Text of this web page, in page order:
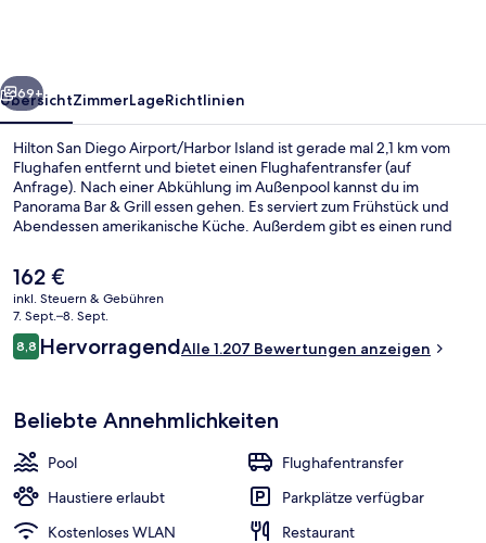
Weiter
69+
ÜbersichtZimmerLageRichtlinien
Hilton San Diego Airport/Harbor Island ist gerade mal 2,1 km vom
Flughafen entfernt und bietet einen Flughafentransfer (auf
Anfrage). Nach einer Abkühlung im Außenpool kannst du im
Panorama Bar & Grill essen gehen. Es serviert zum Frühstück und
Abendessen amerikanische Küche. Außerdem gibt es einen rund
Anderen Reisenden gefallen das hilfsbereite Personal und die Lage
sehr gut.
Der
aktuelle
Preis
beträgt
162 €.
162 €
inkl. Steuern & Gebühren
7. Sept.–8. Sept.
Bewertungen
8,88,8 von 10.
HervorragendAlle 1.207 Bewertungen anzeigen
Beliebte Annehmlichkeiten
Pool
Flughafentransfer
Haustiere erlaubt
Parkplätze verfügbar
Kostenloses WLAN
Restaurant